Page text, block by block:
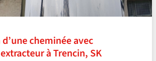
cheminée avec
à Trencin, SK